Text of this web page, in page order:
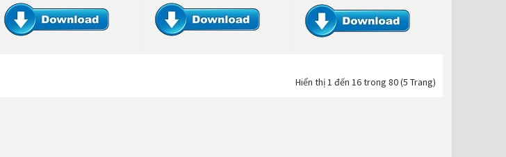
Hiển thị 1 đến 16 trong 80 (5 Trang)